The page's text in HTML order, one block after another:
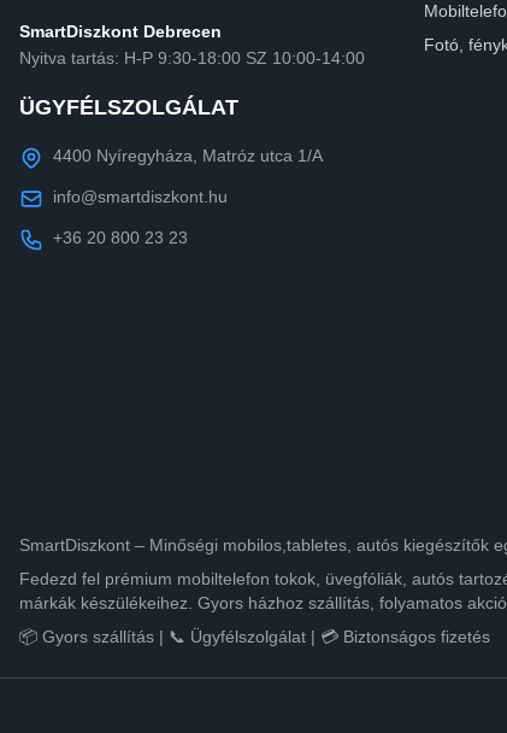
SmartDiszkont Debrecen
Nyitva tartás: H-P 9:30-18:00 SZ 10:00-14:00
ÜGYFÉLSZOLGÁLAT
4400 Nyíregyháza, Matróz utca 1/A
info@smartdiszkont.hu
+36 20 800 23 23
Fotó,
SmartDiszkont – Minőségi mobilos,tabletes, autós kiegészítők
Fedezd fel prémium mobiltelefon tokok, üvegfóliák, autós
márkák készülékeihez. Gyors házhoz szállítás, folyamatos
📦 Gyors szállítás | 📞 Ügyfélszolgálat | 💳 Biztonságos fizetés